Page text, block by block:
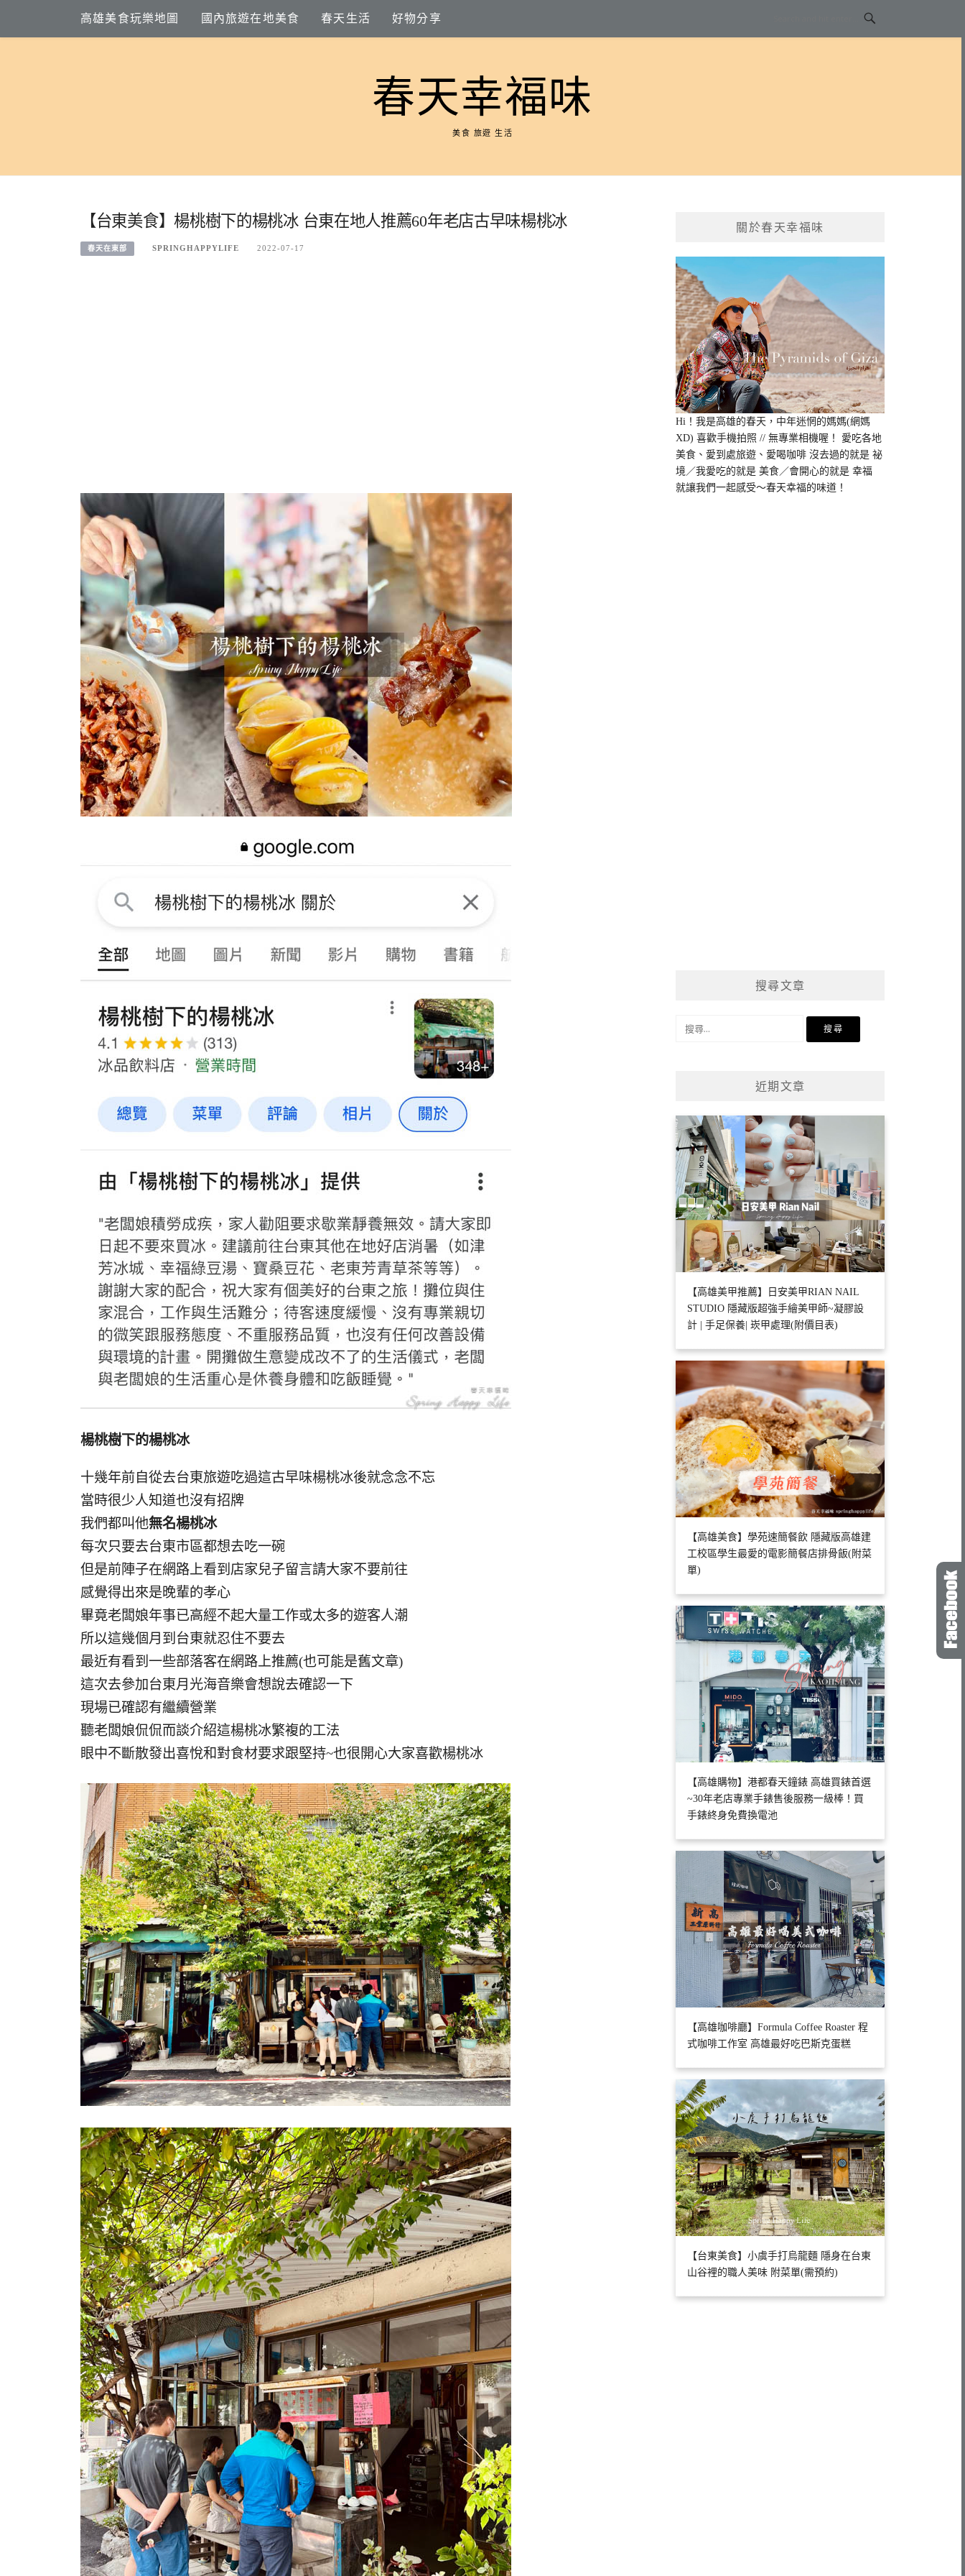
content
高雄美食玩樂地圖 國內旅遊在地美食 春天生活 好物分享
春天幸福味
美食 旅遊 生活
【台東美食】楊桃樹下的楊桃冰 台東在地人推薦60年老店古早味楊桃冰
春天在東部 SPRINGHAPPYLIFE 2022-07-17
楊桃樹下的楊桃冰
十幾年前自從去台東旅遊吃過這古早味楊桃冰後就念念不忘
當時很少人知道也沒有招牌
我們都叫他無名楊桃冰
每次只要去台東市區都想去吃一碗
但是前陣子在網路上看到店家兒子留言請大家不要前往
感覺得出來是晚輩的孝心
畢竟老闆娘年事已高經不起大量工作或太多的遊客人潮
所以這幾個月到台東就忍住不要去
最近有看到一些部落客在網路上推薦(也可能是舊文章)
這次去參加台東月光海音樂會想說去確認一下
現場已確認有繼續營業
聽老闆娘侃侃而談介紹這楊桃冰繁複的工法
眼中不斷散發出喜悅和對食材要求跟堅持~也很開心大家喜歡楊桃冰
關於春天幸福味
Hi！我是高雄的春天， 中年迷惘的媽媽(網媽
XD) 喜歡手機拍照 // 無專業相機喔！ 愛吃各地
美食、愛到處旅遊、愛喝咖啡 沒去過的就是 祕
境／我愛吃的就是 美食／會開心的就是 幸福
就讓我們一起感受～春天幸福的味道！
搜尋文章
近期文章
【高雄美甲推薦】日安美甲RIAN NAIL
STUDIO 隱藏版超強手繪美甲師~凝膠設
計 | 手足保養| 崁甲處理(附價目表)
【高雄美食】學苑速簡餐飲 隱藏版高雄建
工校區學生最愛的電影簡餐店排骨飯(附菜
單)
【高雄購物】港都春天鐘錶 高雄買錶首選
~30年老店專業手錶售後服務一級棒！買
手錶終身免費換電池
【高雄咖啡廳】Formula Coffee Roaster 程
式咖啡工作室 高雄最好吃巴斯克蛋糕
【台東美食】小虞手打烏龍麵 隱身在台東
山谷裡的職人美味 附菜單(需預約)